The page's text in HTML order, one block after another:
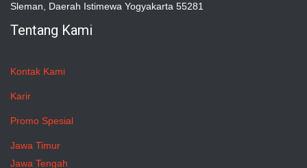
Sleman, Daerah Istimewa Yogyakarta 55281
Tentang Kami
Kontak Kami
Karir
Promo Spesial
Jawa Timur
Jawa Tengah